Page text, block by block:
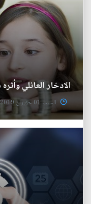
الادخار العائلي
السبت 01 حزيران 2019